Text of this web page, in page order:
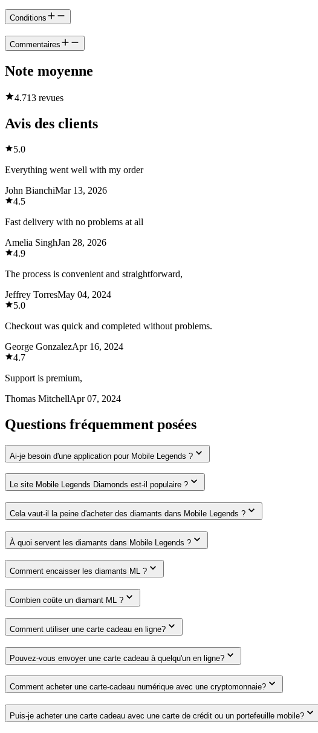
Conditions
Commentaires
Note moyenne
4.713 revues
Avis des clients
5.0
Everything went well with my order
John BianchiMar 13, 2026
4.5
Fast delivery with no problems at all
Amelia SinghJan 28, 2026
4.9
The process is convenient and straightforward,
Jeffrey TorresMay 04, 2024
5.0
Checkout was quick and completed without problems.
George GonzalezApr 16, 2024
4.7
Support is premium,
Thomas MitchellApr 07, 2024
Questions fréquemment posées
Ai-je besoin d'une application pour Mobile Legends ?
Le site Mobile Legends Diamonds est-il populaire ?
Cela vaut-il la peine d'acheter des diamants dans Mobile Legends ?
À quoi servent les diamants dans Mobile Legends ?
Comment encaisser les diamants ML ?
Combien coûte un diamant ML ?
Comment utiliser une carte cadeau en ligne?
Pouvez-vous envoyer une carte cadeau à quelqu'un en ligne?
Comment acheter une carte-cadeau numérique avec une cryptomonnaie?
Puis-je acheter une carte cadeau avec une carte de crédit ou un portefeuille mobile?